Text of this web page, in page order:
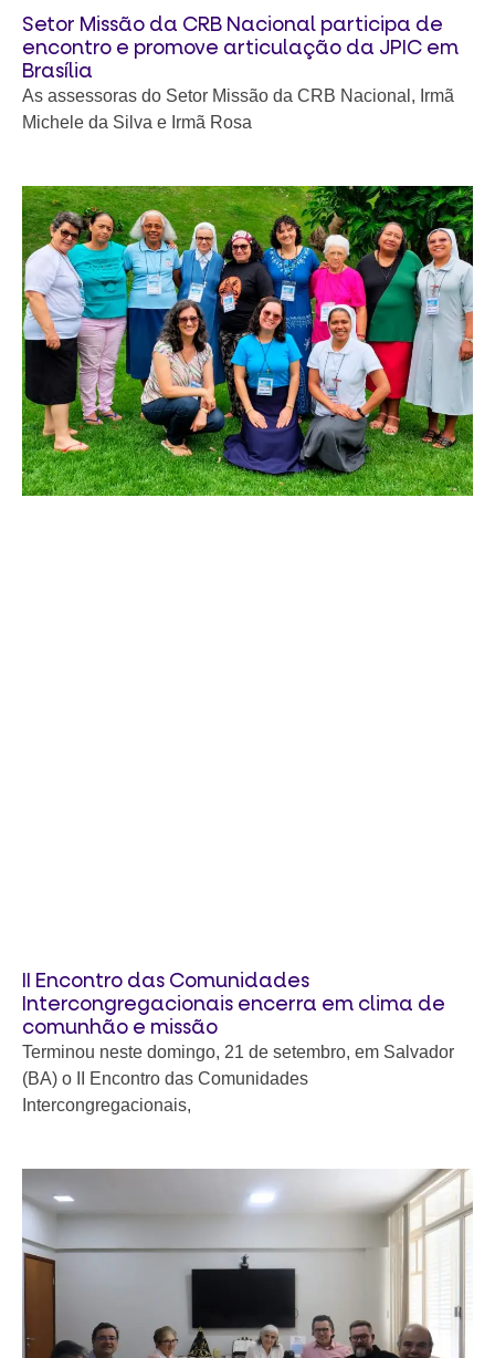
Setor Missão da CRB Nacional participa de
encontro e promove articulação da JPIC em
Brasília
As assessoras do Setor Missão da CRB Nacional, Irmã
Michele da Silva e Irmã Rosa
II Encontro das Comunidades
Intercongregacionais encerra em clima de
comunhão e missão
Terminou neste domingo, 21 de setembro, em Salvador
(BA) o II Encontro das Comunidades
Intercongregacionais,